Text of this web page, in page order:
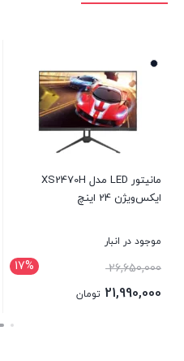
مانیتور LED مدل XS2470H
ایکس‌ویژن 24 اینچ
موجود در انبار
17% 26,650,000
21,990,000 تومان